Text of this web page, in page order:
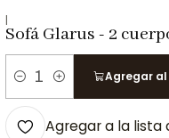
|
Sofá Glarus - 2
Cantidad
Agregar
Agregar a la lista